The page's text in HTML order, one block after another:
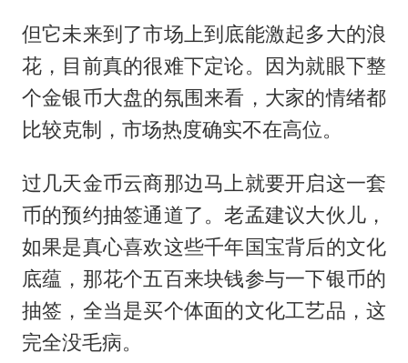
但它未来到了市场上到底能激起多大的浪
花，目前真的很难下定论。因为就眼下整
个金银币大盘的氛围来看，大家的情绪都
比较克制，市场热度确实不在高位。
过几天金币云商那边马上就要开启这一套
币的预约抽签通道了。老孟建议大伙儿，
如果是真心喜欢这些千年国宝背后的文化
底蕴，那花个五百来块钱参与一下银币的
抽签，全当是买个体面的文化工艺品，这
完全没毛病。